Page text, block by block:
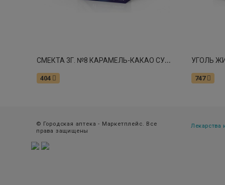
С
МЕКТА 3Г. №8 КАРАМЕЛЬ-КАКАО СУСП. Д/ПРИЕМА ВНУТРЬ 4118
404 747
© Городская аптека - Маркетплейс. Все
права защищены